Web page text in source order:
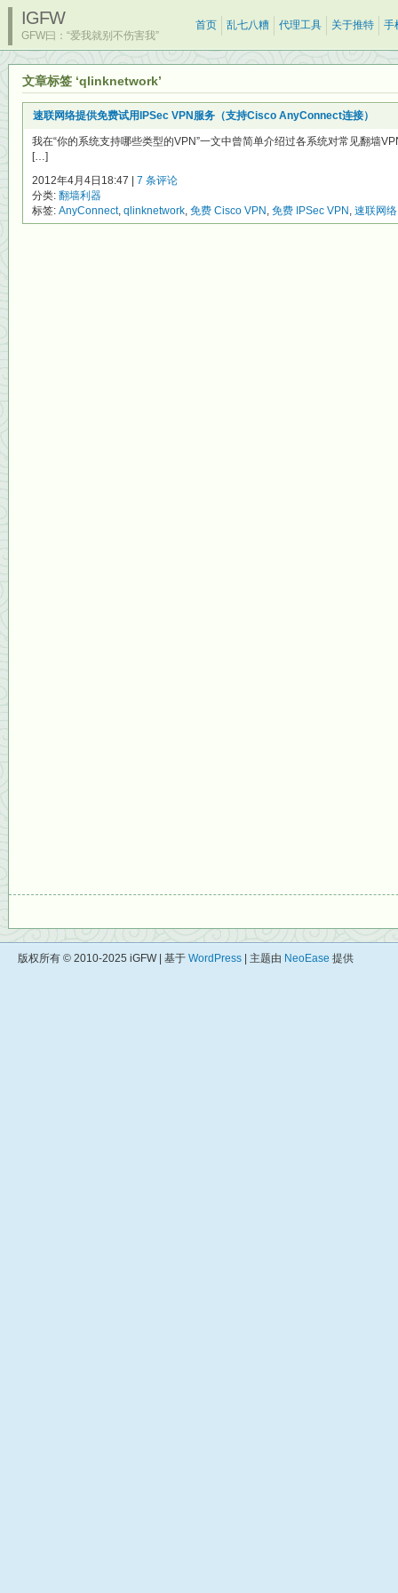
IGFW
GFW曰：“爱我就别不伤害我”
首页 乱七八糟 代理工具 关于推特 手
文章标签 ‘qlinknetwork’
速联网络提供免费试用IPSec VPN服务（支持Cisco AnyConnect连接）
我在“你的系统支持哪些类型的VPN”一文中曾简单介绍过各系统对常见翻墙
[…]
2012年4月4日18:47 | 7 条评论
分类: 翻墙利器
标签: AnyConnect, qlinknetwork, 免费 Cisco VPN , 免费 IPSec VPN , 速联网络
版权所有 © 2010-2025 iGFW | 基于 WordPress | 主题由 NeoEase 提供